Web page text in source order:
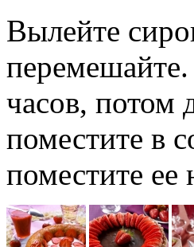
Вылейте
перемешайте.
часов, потом
поместите в
поместите